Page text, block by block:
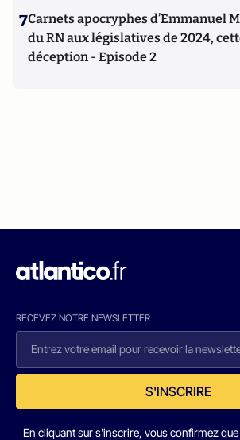
7Carnets apocryphes d’Emmanuel
du RN aux législatives de 2024,
déception - Episode 2
RECEVEZ NOTRE NEWSLETTER
S'INSCRIRE
En cliquant sur s'inscrire, vous confirmez